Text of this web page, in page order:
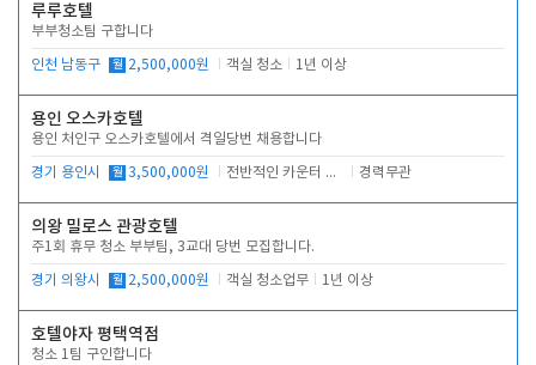
루루호텔
부부청소팀 구합니다
인천 남동구 월 2,500,000원 객실 청소 1년 이상
용인 오스카호텔
용인 처인구 오스카호텔에서 격일당번 채용합니다
경기 용인시 월 3,500,000원 전반적인 카운터 업무 경력무관
의왕 밀로스 관광호텔
주1회 휴무 청소 부부팀, 3교대 당번 모집합니다.
경기 의왕시 월 2,500,000원 객실 청소업무 1년 이상
호텔야자 평택역점
청소 1팀 구인합니다